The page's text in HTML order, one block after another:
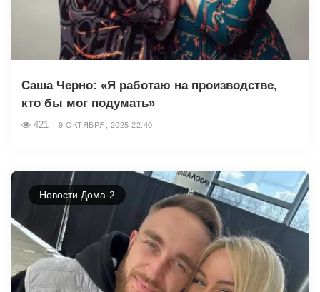
Саша Чepнo: «Я работаю на производстве,
кто бы мог подумать»
421 9 ОКТЯБРЯ, 2025 22:40
Новости Дома-2